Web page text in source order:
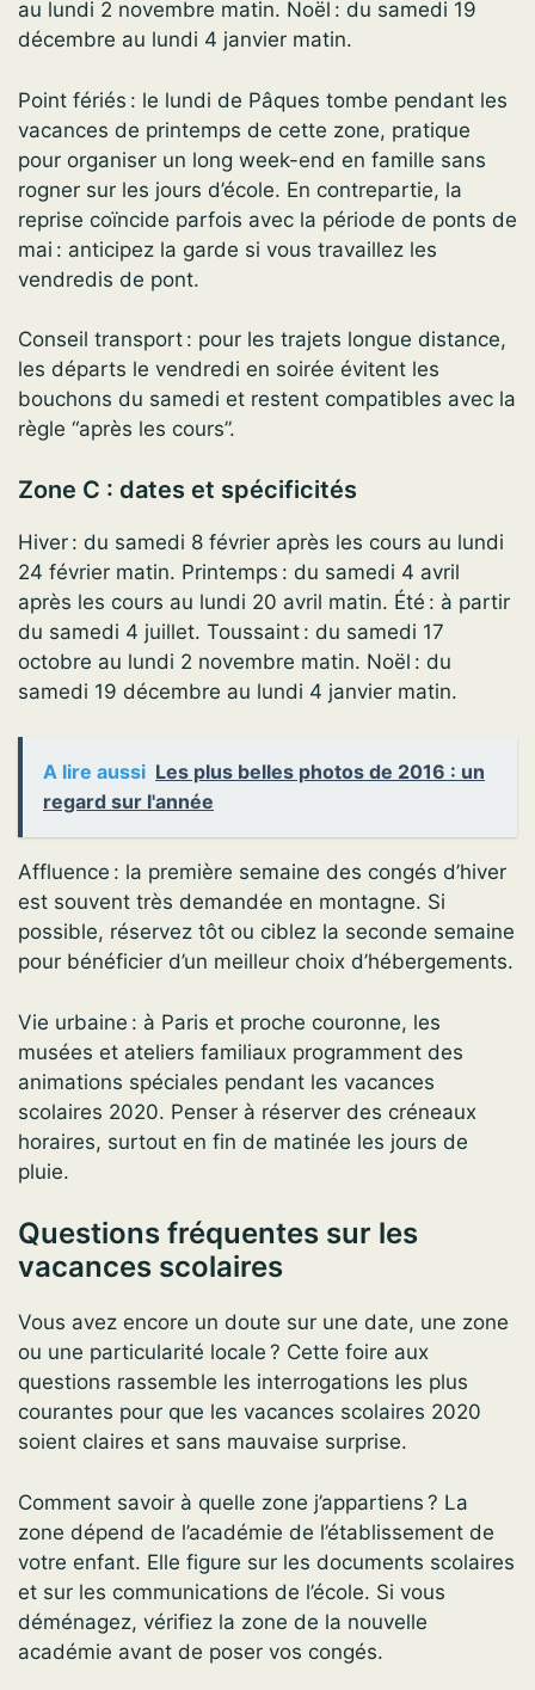
au lundi 2 novembre matin. Noël : du samedi 19
décembre au lundi 4 janvier matin.
Point fériés : le lundi de Pâques tombe pendant les
vacances de printemps de cette zone, pratique
pour organiser un long week-end en famille sans
rogner sur les jours d’école. En contrepartie, la
reprise coïncide parfois avec la période de ponts de
mai : anticipez la garde si vous travaillez les
vendredis de pont.
Conseil transport : pour les trajets longue distance,
les départs le vendredi en soirée évitent les
bouchons du samedi et restent compatibles avec la
règle “après les cours”.
Zone C : dates et spécificités
Hiver : du samedi 8 février après les cours au lundi
24 février matin. Printemps : du samedi 4 avril
après les cours au lundi 20 avril matin. Été : à partir
du samedi 4 juillet. Toussaint : du samedi 17
octobre au lundi 2 novembre matin. Noël : du
samedi 19 décembre au lundi 4 janvier matin.
A lire aussi Les plus belles photos de 2016 : un
regard sur l'année
Affluence : la première semaine des congés d’hiver
est souvent très demandée en montagne. Si
possible, réservez tôt ou ciblez la seconde semaine
pour bénéficier d’un meilleur choix d’hébergements.
Vie urbaine : à Paris et proche couronne, les
musées et ateliers familiaux programment des
animations spéciales pendant les vacances
scolaires 2020. Penser à réserver des créneaux
horaires, surtout en fin de matinée les jours de
pluie.
Questions fréquentes sur les
vacances scolaires
Vous avez encore un doute sur une date, une zone
ou une particularité locale ? Cette foire aux
questions rassemble les interrogations les plus
courantes pour que les vacances scolaires 2020
soient claires et sans mauvaise surprise.
Comment savoir à quelle zone j’appartiens ? La
zone dépend de l’académie de l’établissement de
votre enfant. Elle figure sur les documents scolaires
et sur les communications de l’école. Si vous
déménagez, vérifiez la zone de la nouvelle
académie avant de poser vos congés.